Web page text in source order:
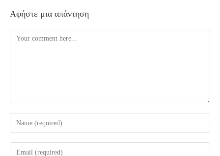
Αφήστε μια απάντηση
Comment
Enter
your
name
Enter